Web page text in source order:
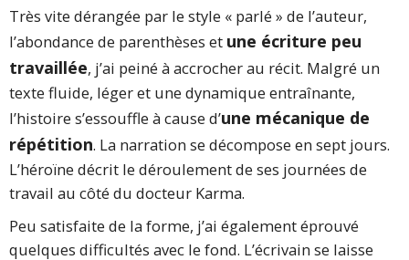
Très vite dérangée par le style « parlé » de l’auteur,
l’abondance de parenthèses et une écriture peu
travaillée, j’ai peiné à accrocher au récit. Malgré un
texte fluide, léger et une dynamique entraînante,
l’histoire s’essouffle à cause d’une mécanique de
répétition. La narration se décompose en sept jours.
L’héroïne décrit le déroulement de ses journées de
travail au côté du docteur Karma.
Peu satisfaite de la forme, j’ai également éprouvé
quelques difficultés avec le fond. L’écrivain se laisse